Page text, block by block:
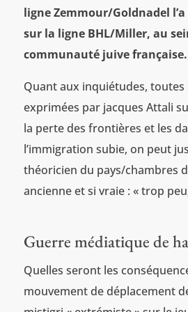
ligne Zemmour/Goldnadel
sur la ligne BHL/Miller, au
communauté juive française.
Quant aux inquiétudes, toutes
exprimées par jacques Attali
la perte des frontières et les
l’immigration subie, on peut
théoricien du pays/chambres
ancienne et si vraie : « trop
Guerre médiatique de
Quelles seront les
mouvement de déplacement